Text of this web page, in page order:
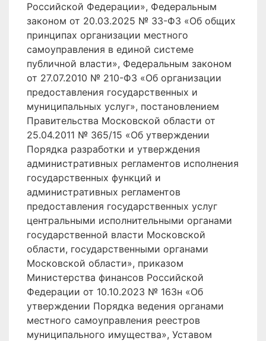
Российской Федерации», Федеральным
законом от 20.03.2025 № 33-ФЗ «Об общих
принципах организации местного
самоуправления в единой системе
публичной власти», Федеральным законом
от 27.07.2010 № 210-ФЗ «Об организации
предоставления государственных и
муниципальных услуг», постановлением
Правительства Московской области от
25.04.2011 № 365/15 «Об утверждении
Порядка разработки и утверждения
административных регламентов исполнения
государственных функций и
административных регламентов
предоставления государственных услуг
центральными исполнительными органами
государственной власти Московской
области, государственными органами
Московской области», приказом
Министерства финансов Российской
Федерации от 10.10.2023 № 163н «Об
утверждении Порядка ведения органами
местного самоуправления реестров
муниципального имущества», Уставом